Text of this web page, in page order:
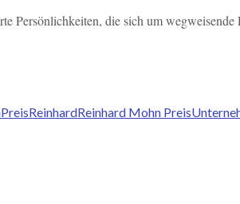
die sich um
PreisReinhardReinhard Mohn Preis